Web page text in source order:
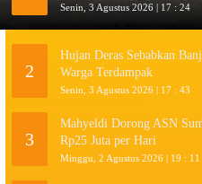
Senin, 3 Agustus 2026 | 17 : 24
2
Hujan Deras Sebabkan
Warga Terdampak
Senin, 3 Agustus 2026 | 17 : 43
3
Mahyeldi Dorong ASN
Rp25 Juta per Hari
Minggu, 2 Agustus 2026 | 19 : 11